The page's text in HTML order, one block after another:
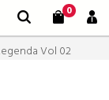
0
Vol 02